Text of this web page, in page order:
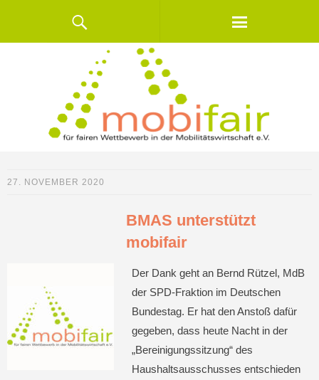
27. NOVEMBER 2020
BMAS unterstützt
mobifair
Der Dank geht an Bernd Rützel, MdB
der SPD-Fraktion im Deutschen
Bundestag. Er hat den Anstoß dafür
gegeben, dass heute Nacht in der
„Bereinigungssitzung“ des
Haushaltsausschusses entschieden